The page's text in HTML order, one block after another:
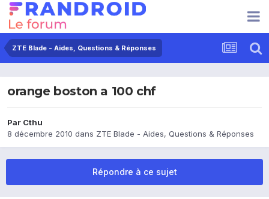
ZTE Blade - Aides, Questions & Réponses
orange boston a 100 chf
Par Cthu
8 décembre 2010 dans ZTE Blade - Aides, Questions & Réponses
Répondre à ce sujet